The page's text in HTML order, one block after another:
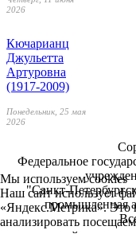
2026
Кючарианц
Джульетта
Артуровна
(1917-2009)
Понедельник, 25 мая
2026
Федеральное
"Санкт-
промышленная
Мы используем cookies
Наш сайт использует
«Яндекс.Метрика». Это
анализировать